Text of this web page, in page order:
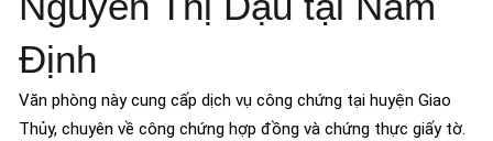
Định
Văn phòng này cung cấp dịch vụ công chứng tại huyện Giao
Thủy, chuyên về công chứng hợp đồng và chứng thực giấy tờ.